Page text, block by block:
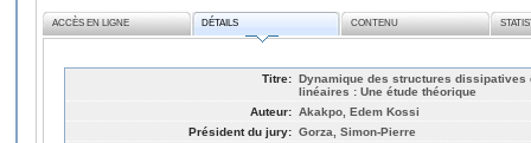
ACCÈS EN LIGNE DÉTAILS CONTENU
Titre: Dynamique des structures
linéaires : Une étude théorique
Auteur: Akakpo, Edem Kossi
Président du jury: Gorza, Simon-Pierre